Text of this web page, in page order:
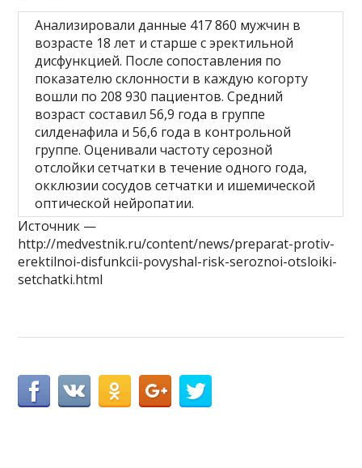
Анализировали данные 417 860 мужчин в
возрасте 18 лет и старше с эректильной
дисфункцией. После сопоставления по
показателю склонности в каждую когорту
вошли по 208 930 пациентов. Средний
возраст составил 56,9 года в группе
силденафила и 56,6 года в контрольной
группе. Оценивали частоту серозной
отслойки сетчатки в течение одного года,
окклюзии сосудов сетчатки и ишемической
оптической нейропатии.
Источник —
http://medvestnik.ru/content/news/preparat-protiv-
erektilnoi-disfunkcii-povyshal-risk-seroznoi-otsloiki-
setchatki.html